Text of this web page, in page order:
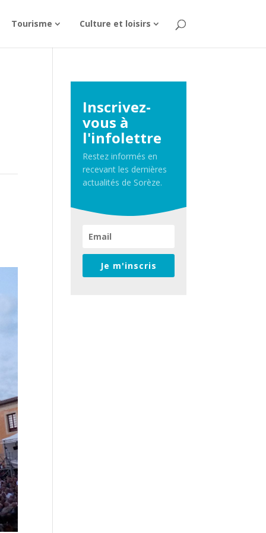
Tourisme Culture et loisirs
Inscrivez-
vous à
l'infolettre
Restez informés en
recevant les dernières
actualités de Sorèze.
Je m'inscris